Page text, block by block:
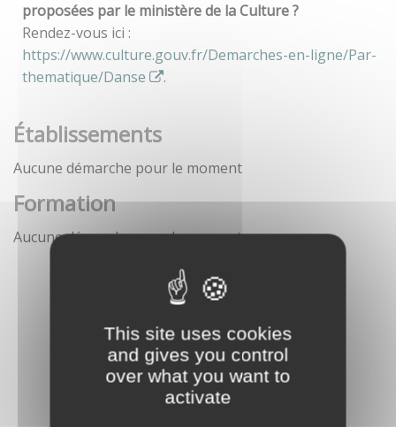
This site uses cookies
and gives you control
over what you want to
activate
proposées par le ministère de la Culture ?
Rendez-vous ici :
https://www.culture.gouv.fr/Demarches-en-ligne/Par-
thematique/Danse
.
Établissements
Aucune démarche pour le moment
Formation
Aucune démarche pour le moment